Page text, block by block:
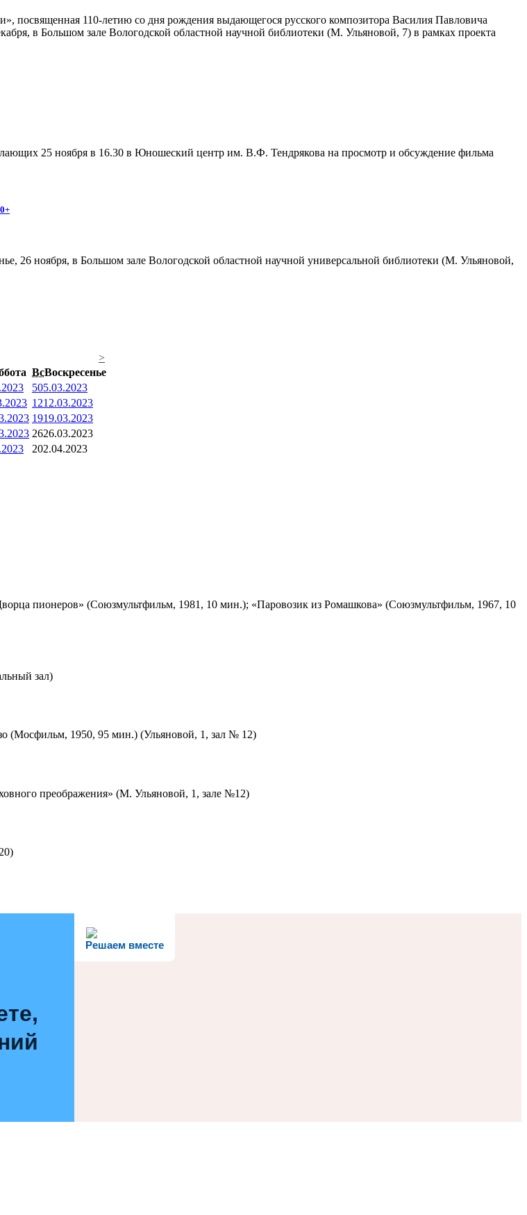
посвященная 110-летию со дня рождения выдающегося русского композитора Василия Павловича
в Большом зале Вологодской областной научной библиотеки (М. Ульяновой, 7) в рамках проекта
25 ноября в 16.30 в Юношеский центр им. В.Ф. Тендрякова на просмотр и обсуждение фильма
0+
26 ноября, в Большом зале Вологодской областной научной универсальной библиотеки (М. Ульяновой,
>
ВсВоскресенье
505.03.2023
1212.03.2023
1919.03.2023
2626.03.2023
202.04.2023
пионеров» (Союзмультфильм, 1981, 10 мин.); «Паровозик из Ромашкова» (Союзмультфильм, 1967, 10
зал)
(Мосфильм, 1950, 95 мин.) (Ульяновой, 1, зал № 12)
преображения» (М. Ульяновой, 1, зале №12)
Решаем вместе